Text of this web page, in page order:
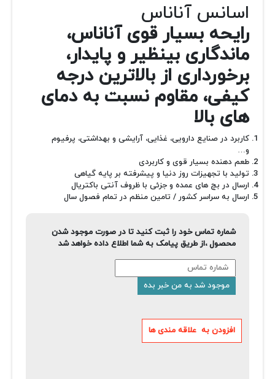
اسانس آناناس
رایحه بسیار قوی آناناس،
ماندگاری بینظیر و پایدار،
برخورداری از بالاترین درجه
کیفی، مقاوم نسبت به دمای
های بالا
کاربرد در صنایع دارویی، غذایی، آرایشی و بهداشتی، پرفیوم
و…
طعم دهنده بسیار قوی و کاربردی
تولید با تجهیزات روز دنیا و پیشرفته بر پایه گیاهی
ارسال در بچ های عمده و جزئی با ظروف آنتی باکتریال
ارسال به سراسر کشور / تامین منظم در تمام فصول سال
شماره تماس خود را ثبت کنید تا در صورت موجود شدن
محصول ،از طریق پیامک به شما اطلاع داده خواهد شد